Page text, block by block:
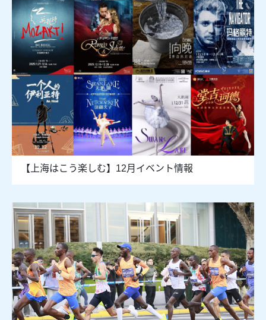
【上海はこう楽しむ】12月イベント情報